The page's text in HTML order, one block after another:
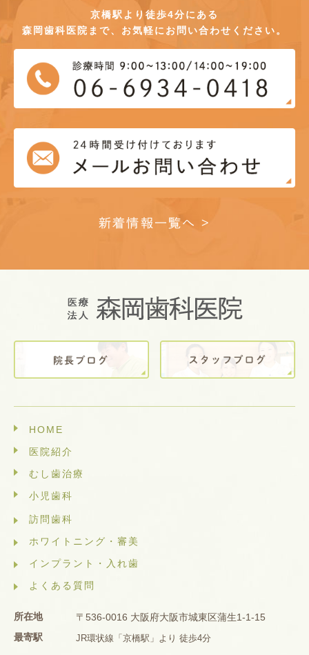
京橋駅より徒歩4分にある
森岡歯科医院まで、お気軽にお問い合わせください。
新着情報一覧へ >
HOME
医院紹介
むし歯治療
小児歯科
訪問歯科
ホワイトニング・審美
インプラント・入れ歯
よくある質問
所在地
〒536-0016 大阪府大阪市城東区蒲生1-1-15
最寄駅
JR環状線「京橋駅」より 徒歩4分